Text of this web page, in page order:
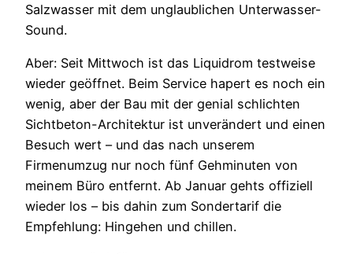
Salzwasser mit dem unglaublichen Unterwasser-
Sound.
Aber: Seit Mittwoch ist das Liquidrom testweise
wieder geöffnet. Beim Service hapert es noch ein
wenig, aber der Bau mit der genial schlichten
Sichtbeton-Architektur ist unverändert und einen
Besuch wert – und das nach unserem
Firmenumzug nur noch fünf Gehminuten von
meinem Büro entfernt. Ab Januar gehts offiziell
wieder los – bis dahin zum Sondertarif die
Empfehlung: Hingehen und chillen.